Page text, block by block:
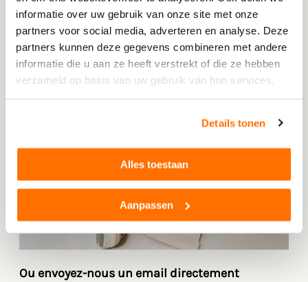
informatie over uw gebruik van onze site met onze
partners voor social media, adverteren en analyse. Deze
partners kunnen deze gegevens combineren met andere
informatie die u aan ze heeft verstrekt of die ze hebben
verzameld op basis van uw gebruik van hun services.
Details tonen
Alles toestaan
Aanpassen
Ou envoyez-nous un email directement